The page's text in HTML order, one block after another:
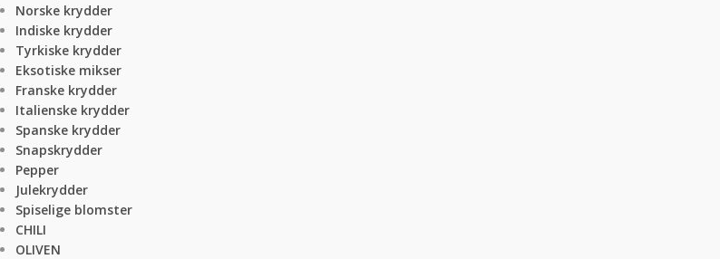
Norske krydder
Indiske krydder
Tyrkiske krydder
Eksotiske mikser
Franske krydder
Italienske krydder
Spanske krydder
Snapskrydder
Pepper
Julekrydder
Spiselige blomster
CHILI
OLIVEN